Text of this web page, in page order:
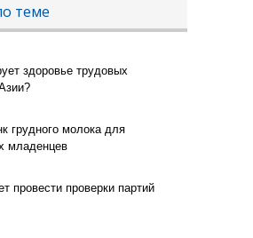
теме
здоровье трудовых
грудного молока для
младенцев
провести проверки партий